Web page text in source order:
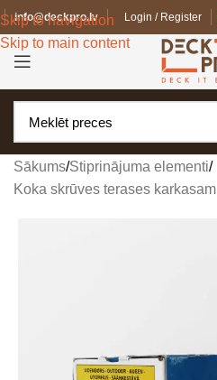
Skip to navigation
Skip to main content
info@deckpro.lv Login / Register
Sākums/Stiprinājuma elementi/
Koka skrūves terases karkasam